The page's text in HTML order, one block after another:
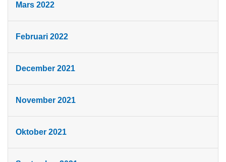
Mars 2022
Februari 2022
December 2021
November 2021
Oktober 2021